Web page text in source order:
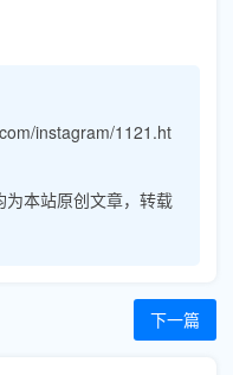
instagram/1121.ht
为本站原创文章，转载
下一篇